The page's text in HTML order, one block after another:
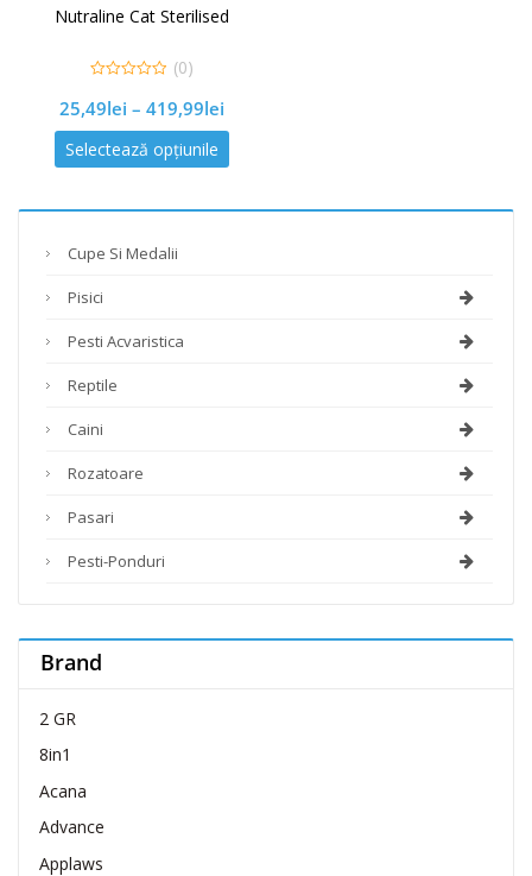
Nutraline Cat Sterilised
out
of
5
(0)
25,49lei – 419,99lei
Selectează opțiunile
Cupe Si Medalii
Pisici
Pesti Acvaristica
Reptile
Caini
Rozatoare
Pasari
Pesti-Ponduri
Brand
2 GR
8in1
Acana
Advance
Applaws